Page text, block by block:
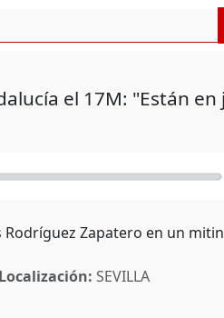
el 17M: "Están
Zapatero en un
Localización: SEVILLA